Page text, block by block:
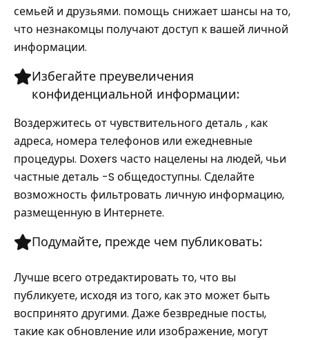
семьей и друзьями. помощь снижает шансы на то,
что незнакомцы получают доступ к вашей личной
информации.
Избегайте преувеличения
конфиденциальной информации:
Воздержитесь от чувствительного деталь , как
адреса, номера телефонов или ежедневные
процедуры. Doxers часто нацелены на людей, чьи
частные деталь -S общедоступны. Сделайте
возможность фильтровать личную информацию,
размещенную в Интернете.
Подумайте, прежде чем публиковать:
Лучше всего отредактировать то, что вы
публикуете, исходя из того, как это может быть
воспринято другими. Даже безвредные посты,
такие как обновление или изображение, могут